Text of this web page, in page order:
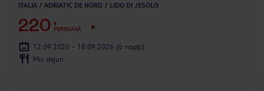
ITALIA ADRIATIC DE NORD LIDO DI JESOLO
220 €
PERSOANĂ
12.09.2026 - 18.09.2026 (6 nopți)
Mic dejun